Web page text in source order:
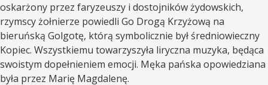
oskarżony przez faryzeuszy i dostojników żydowskich,
rzymscy żołnierze powiedli Go Drogą Krzyżową na
bieruńską Golgotę, którą symbolicznie był średniowieczny
Kopiec. Wszystkiemu towarzyszyła liryczna muzyka, będąca
swoistym dopełnieniem emocji. Męka pańska opowiedziana
była przez Marię Magdalenę.